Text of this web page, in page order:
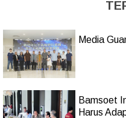
Media
Bamsoet
Harus